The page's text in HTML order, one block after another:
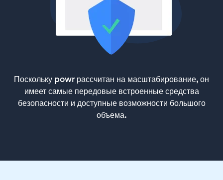
Поскольку powr рассчитан на масштабирование, он
имеет самые передовые встроенные средства
безопасности и доступные возможности большого
объема.